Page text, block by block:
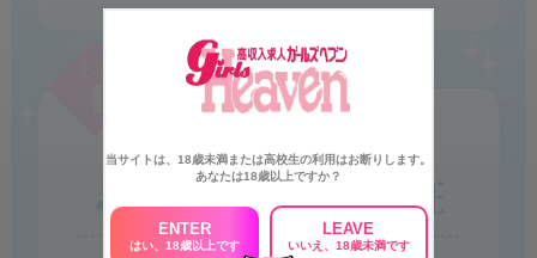
当サイトは、18歳未満または高校生の利用はお断りします。
あなたは18歳以上ですか？
ENTER
はい、18歳以上です
LEAVE
いいえ、18歳未満です